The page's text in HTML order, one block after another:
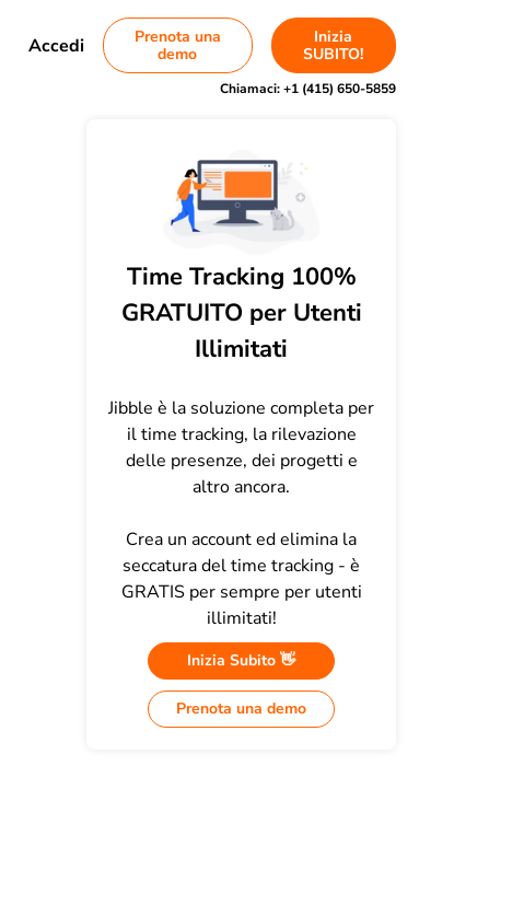
Accedi
Prenota una
demo
Inizia
SUBITO!
Chiamaci:+1 (415) 650-5859
Time Tracking 100%
GRATUITO per Utenti
Illimitati
Jibble è la soluzione completa per
il time tracking, la rilevazione
delle presenze, dei progetti e
altro ancora.
Crea un account ed elimina la
seccatura del time tracking - è
GRATIS per sempre per utenti
illimitati!
Inizia Subito 👋
Prenota una demo